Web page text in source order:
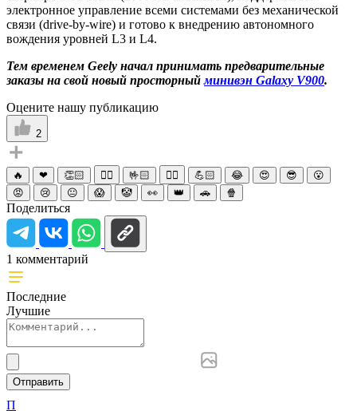
электронное управление всеми системами без механической
связи (drive-by-wire) и готово к внедрению автономного
вождения уровней L3 и L4.
Тем временем Geely начал принимать предварительные
заказы на свой новый просторныйминивэн Galaxy V900.
Оцените нашу публикацию
2
🔥 ❤ 👏🏻 ☝🏻 🤟🏻 ✌🏻 💪🏻 😂 😍 😎
😮
😡
😢 😐 😱 🤡 👀 👑 🚗 🍿
Поделиться
1 комментарий
Последние
Лучшие
Отправить
П